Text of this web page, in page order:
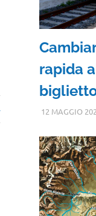
rapida
12 MAGGIO